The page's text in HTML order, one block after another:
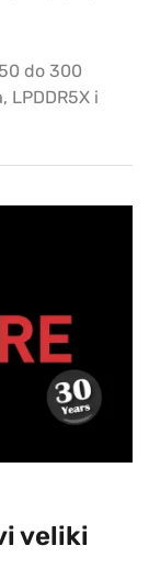
do 300
LPDDR5X i
veliki